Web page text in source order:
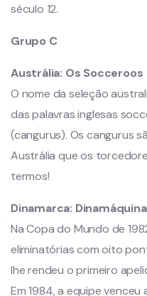
século 12.
Grupo C
Austrália: Os Socceroos
O nome da seleção
das palavras inglesas
(cangurus). Os cangurus
Austrália que os
termos!
Dinamarca: Dinamáquina
Na Copa do Mundo de
eliminatórias com oito
lhe rendeu o primeiro
Em 1984, a equipe